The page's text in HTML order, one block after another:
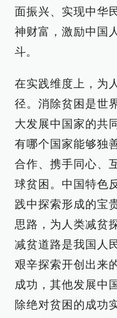
面振兴、实现中华
神财富，激励中国
斗。
在实践维度上，为
径。消除贫困是世
大发展中国家的共
有哪个国家能够独
合作、携手同心、
球贫困。中国特色
践中探索形成的宝
思路，为人类减贫
减贫道路是我国人
艰辛探索开创出来
成功，其他发展中
除绝对贫困的成功